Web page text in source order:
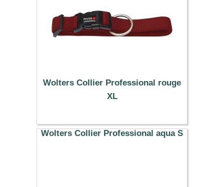
Wolters Collier Professional rouge
XL
16.19 €
Wolters Collier Professional aqua S